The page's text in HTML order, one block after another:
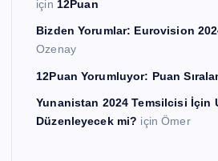
için 12Puan
Bizden Yorumlar: Eurovision
Ozenay
12Puan Yorumluyor: Puan
Yunanistan 2024 Temsilcisi İçin
Düzenleyecek mi? içinÖmer